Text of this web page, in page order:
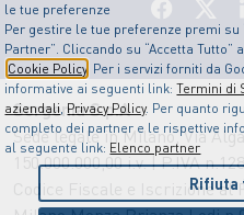
le tue preferenze
Per gestire le tue preferenze premi su
Partner”. Cliccando su “Accetta
Cookie Policy . Per i servizi forniti da
informative ai seguenti link:Termini di
aziendali, Privacy Policy. Per quanto
completo dei partner e le rispettive
al seguente link: Elenco partner
Rifiuta
Sorgenia S.p.A
Sede legale in Milano, Via
150.000.000,00 i.v. | P.IVA
Codice Fiscale e Iscrizione al